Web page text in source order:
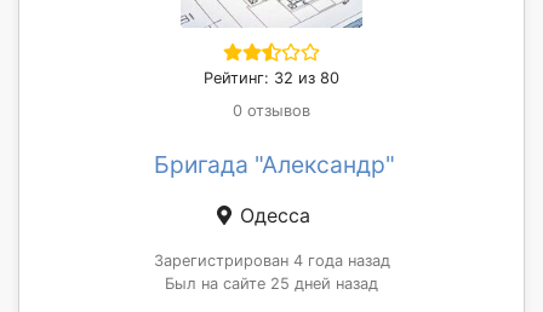
Рейтинг: 32 из 80
0 отзывов
Бригада "Александр"
Одесса
Зарегистрирован 4 года назад
Был на сайте 25 дней назад